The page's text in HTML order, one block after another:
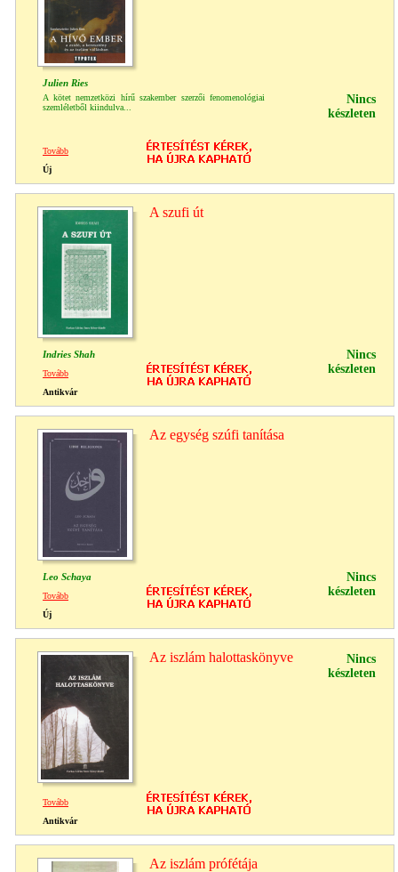
Julien Ries
A kötet nemzetközi hírű szakember szerzői fenomenológiai
szemléletből kiindulva...
Nincs
készleten
Tovább
Új
A szufi út
Indries Shah
Nincs
készleten
Tovább
Antikvár
Az egység szúfi tanítása
Leo Schaya
Nincs
készleten
Tovább
Új
Az iszlám halottaskönyve
Nincs
készleten
Tovább
Antikvár
Az iszlám prófétája